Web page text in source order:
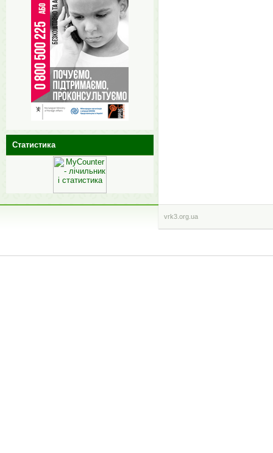
Статистика
vrk3.org.ua